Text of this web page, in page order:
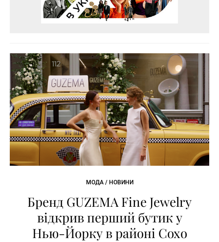
МОДА / НОВИНИ
Бренд GUZEMA Fine Jewelry
відкрив перший бутик у
Нью-Йорку в районі Сохо